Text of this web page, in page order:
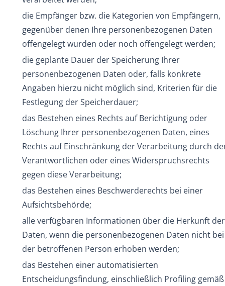
die Empfänger bzw. die Kategorien von Empfängern,
gegenüber denen Ihre personenbezogenen Daten
offengelegt wurden oder noch offengelegt werden;
die geplante Dauer der Speicherung Ihrer
personenbezogenen Daten oder, falls konkrete
Angaben hierzu nicht möglich sind, Kriterien für die
Festlegung der Speicherdauer;
das Bestehen eines Rechts auf Berichtigung oder
Löschung Ihrer personenbezogenen Daten, eines
Rechts auf Einschränkung der Verarbeitung durch
Verantwortlichen oder eines Widerspruchsrechts
gegen diese Verarbeitung;
das Bestehen eines Beschwerderechts bei einer
Aufsichtsbehörde;
alle verfügbaren Informationen über die Herkunft der
Daten, wenn die personenbezogenen Daten nicht bei
der betroffenen Person erhoben werden;
das Bestehen einer automatisierten
Entscheidungsfindung, einschließlich Profiling gemäß